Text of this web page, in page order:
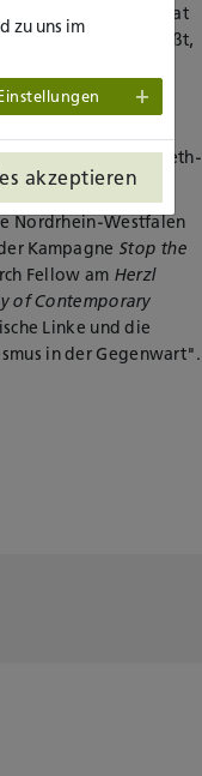
und hat
nicht zu kennen heißt,
Leben" (2018),
2022 bis 2023 Elsbeth-
Nordrhein-Westfalen
Kampagne Stop the
Fellow am Herzl
of Contemporary
Linke und die
in der Gegenwart".
zu uns im
akzeptieren